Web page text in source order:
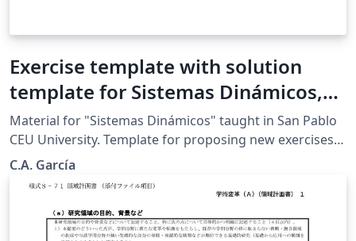
Exercise template with solution
template for Sistemas Dinámicos,
San Pablo CEU
Material for "Sistemas Dinámicos" taught in San Pablo
CEU University. Template for proposing new exercises
with solutions.
C.A. García